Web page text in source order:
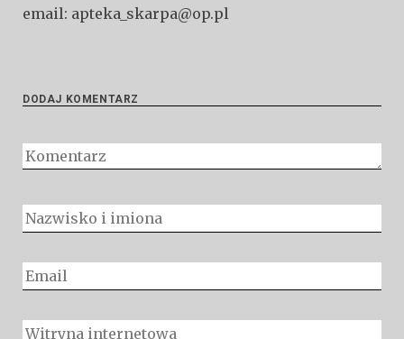
email: apteka_skarpa@op.pl
DODAJ KOMENTARZ